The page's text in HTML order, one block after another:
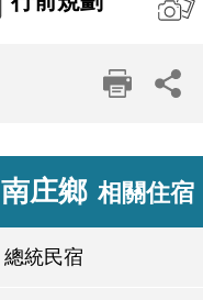
南庄鄉 相關住宿
總統民宿